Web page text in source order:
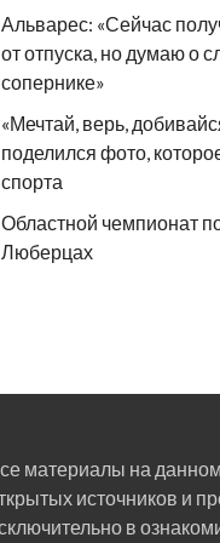
Альварес: «Сейчас
от отпуска, но думаю о
сопернике»
«Мечтай, верь,
поделился фото,
спорта
Областной чемпионат
Люберцах
материалы на
источников и
в